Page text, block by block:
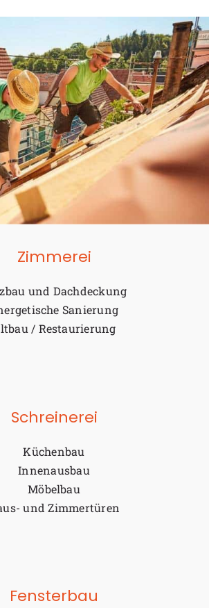
Zimmerei
und Dachdeckung
Sanierung
/ Restaurierung
Schreinerei
Küchenbau
Innenausbau
Möbelbau
und Zimmertüren
Fensterbau